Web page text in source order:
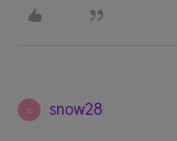
S snow28